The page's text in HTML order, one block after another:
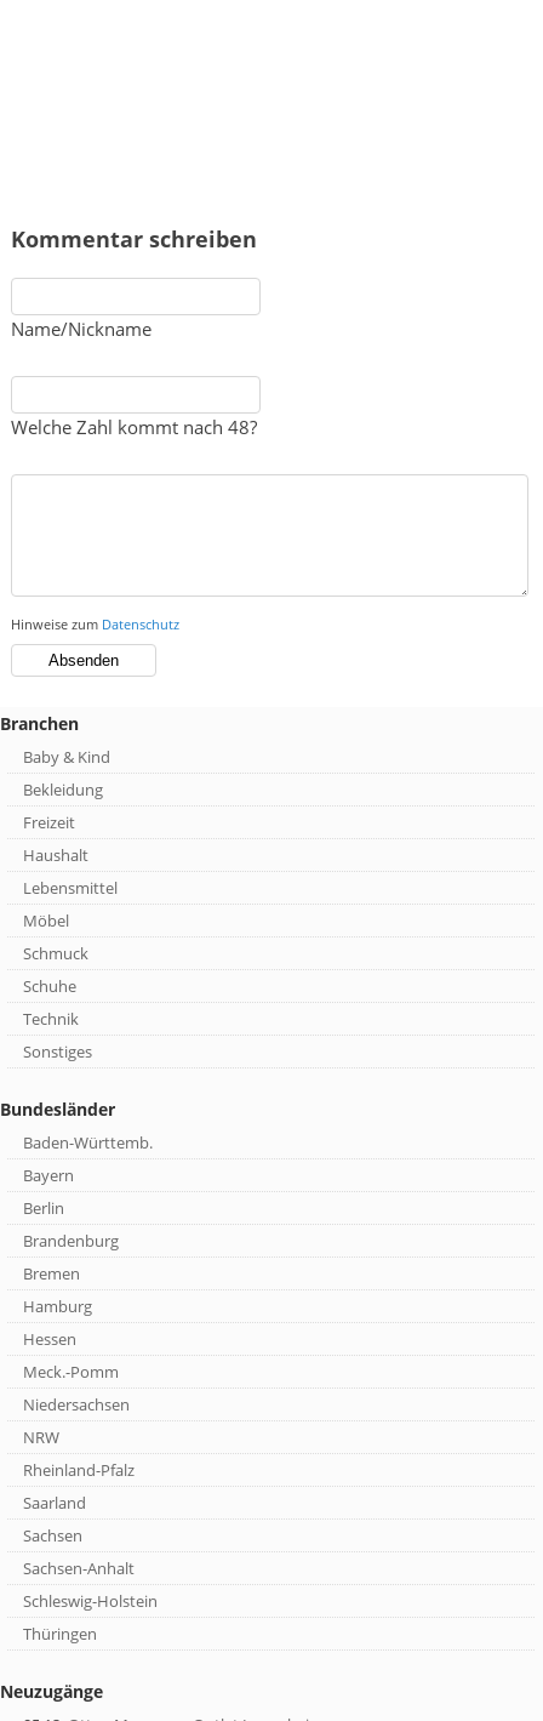
Kommentar schreiben
Name/Nickname
Welche Zahl kommt nach 48?
Hinweise zum Datenschutz
Branchen
Baby & Kind
Bekleidung
Freizeit
Haushalt
Lebensmittel
Möbel
Schmuck
Schuhe
Technik
Sonstiges
Bundesländer
Baden-Württemb.
Bayern
Berlin
Brandenburg
Bremen
Hamburg
Hessen
Meck.-Pomm
Niedersachsen
NRW
Rheinland-Pfalz
Saarland
Sachsen
Sachsen-Anhalt
Schleswig-Holstein
Thüringen
Neuzugänge